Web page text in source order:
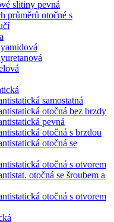
slitiny pevná
průměrů otočné s
samostatná
otočná bez brzdy
pevná
otočná s brzdou
otočná se
otočná s otvorem
otočná se šroubem a
otočná s otvorem